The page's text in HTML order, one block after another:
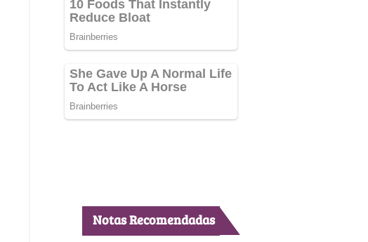
Notas Recomendadas